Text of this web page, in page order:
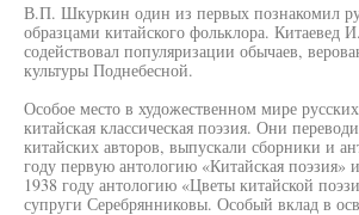
В.П. Шкуркин один из первых познакомил
образцами китайского фольклора. Китаевед
содействовал популяризации обычаев,
культуры Поднебесной.
Особое место в художественном мире
китайская классическая поэзия. Они
китайских авторов, выпускали сборники и
году первую антологию «Китайская поэзия»
1938 году антологию «Цветы китайской
супруги Серебрянниковы. Особый вклад в